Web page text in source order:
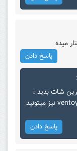
میده
پاسخ دادن
شات بدید ،
همچنین با ابزارهای دیگر مانند ventoy نیز میتونید
پاسخ دادن